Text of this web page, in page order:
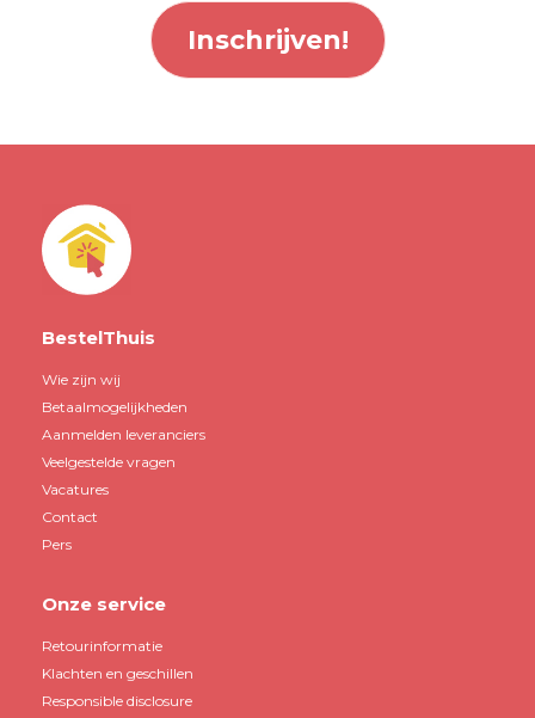
Inschrijven!
BestelThuis
Wie zijn wij
Betaalmogelijkheden
Aanmelden leveranciers
Veelgestelde vragen
Vacatures
Contact
Pers
Onze service
Retourinformatie
Klachten en geschillen
Responsible disclosure